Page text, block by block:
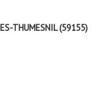
THUMESNIL (59155)